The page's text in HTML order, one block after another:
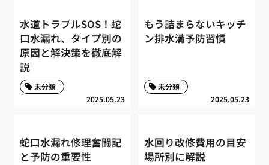
水道トラブルSOS！蛇
口水漏れ、タイプ別の
原因と解決策を徹底解
説
2025.05.23
未分類
もう詰まらないキッチ
ン排水溝予防習慣
2025.05.23
未分類
蛇口水漏れ修理奮闘記
と予防の重要性
水回り改修費用の目安
場所別に解説